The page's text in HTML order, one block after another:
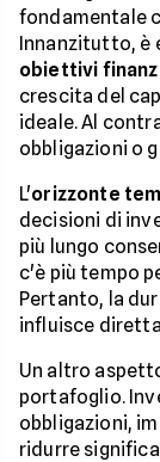
fondamentale
Innanzitutto, è
obiettivi
crescita del
ideale. Al
obbligazioni o
L'orizzonte
decisioni di
più lungo
c'è più tempo
Pertanto, la
influisce
Un altro
portafoglio.
obbligazioni,
ridurre